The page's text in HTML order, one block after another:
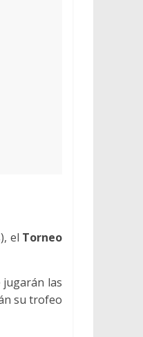
el Torneo
jugarán las
su trofeo